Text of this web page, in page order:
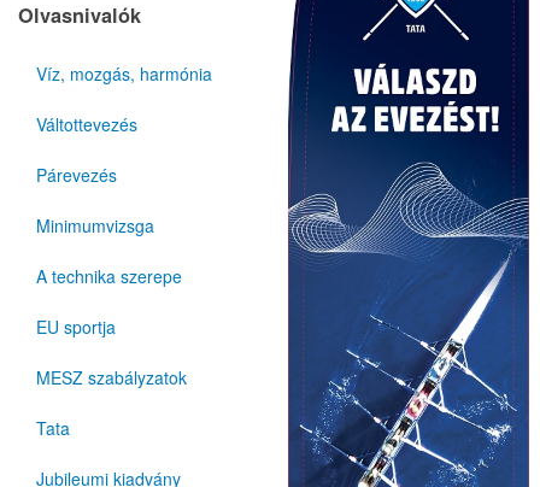
Olvasnivalók
Víz, mozgás, harmónia
Váltottevezés
Párevezés
Minimumvizsga
A technika szerepe
EU sportja
MESZ szabályzatok
Tata
Jubileumi kiadvány